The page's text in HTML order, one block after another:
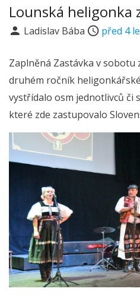
Lounská heligonka
Ladislav Bába před 4
Zaplněná Zastávka v sobotu
druhém ročník
vystřídalo osm jednotlivců či
které zde zastupovalo